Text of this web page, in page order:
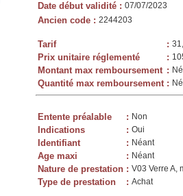
Date début validité : 07/07/2023
Ancien code : 2244203
Tarif :
Prix unitaire réglementé :
Montant max remboursement :
Quantité max remboursement :
Entente préalable : Non
Indications : Oui
Identifiant : Néant
Age maxi : Néant
Nature de prestation : V03 Verre A,
Type de prestation : Achat